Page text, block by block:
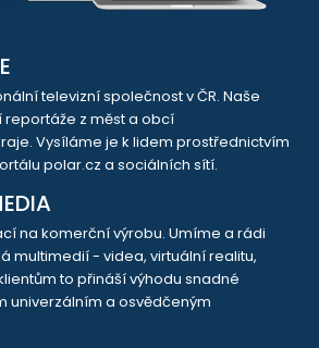
televizní společnost v ČR. Naše
z měst a obcí
Vysíláme je k lidem prostřednictvím
polar.cz a sociálních sítí.
na komerční výrobu. Umíme a rádi
multimedií - videa, virtuální realitu,
to přináší výhodu snadné
univerzálním a osvědčeným